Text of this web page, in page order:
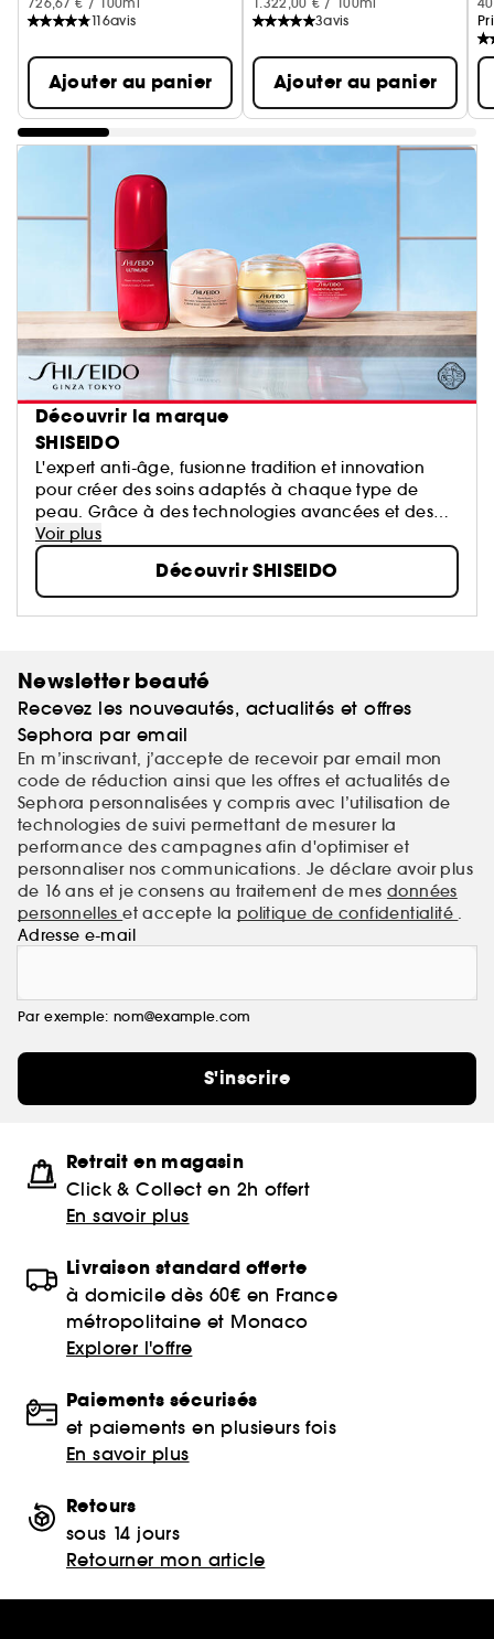
116avis
Ajouter au panier
3avis
Ajouter au panier
Découvrir la marque
SHISEIDO
L'expert anti-âge, fusionne tradition et innovation
pour créer des soins adaptés à chaque type de
peau. Grâce à des technologies avancées et des
ingrédients de haute qualité, la marque propose
des formulations qui allient science et sensorialité.
Shiseido transforme chaque application en un
véritable moment de bien-être.
Voir plus
Découvrir SHISEIDO
Newsletter beauté
Recevez les nouveautés, actualités et offres
Sephora par email
En m’inscrivant, j’accepte de recevoir par email mon
code de réduction ainsi que les offres et actualités de
Sephora personnalisées y compris avec l’utilisation de
technologies de suivi permettant de mesurer la
performance des campagnes afin d'optimiser et
personnaliser nos communications. Je déclare avoir plus
de 16 ans et je consens au traitement de mes données
personnelleset accepte la politique de confidentialité .
Adresse e-mail
Par exemple: nom@example.com
S'inscrire
Retrait en magasin
Click & Collect en 2h offert
En savoir plus
Livraison standard offerte
à domicile dès 60€ en France
métropolitaine et Monaco
Explorer l'offre
Paiements sécurisés
et paiements en plusieurs fois
En savoir plus
Retours
sous 14 jours
Retourner mon article